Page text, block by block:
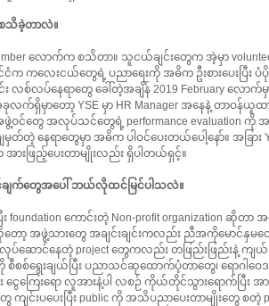
စသိခဲ့တာလဲ။
လောက်က စသိတာ။ သူငယ်ချင်းတွေက အဲ့မှာ
နိုင်ငံက ကလေးငယ်တွေရဲ့ ပညာရေးကို အဓိက ဦးစားပေးပြီ
စ်လပ်နေရာတွေ ခေါ်တဲ့အချိန် 2019 February လောက်မှာ
ရှိမှာတော့ YSE မှာ HR Manager အနေနဲ့ တာဝန်ယူထာ
င်တွေ အလုပ်သင်တွေရဲ့ performance evaluation ကို
ျမှတ်တဲ့ နေရာတွေမှာ အဓိက ပါဝင်ပေးတယ်ပေါ့နော်။ အခြား
အားဖြည့်ပေးတာမျိုးလည်း ရှိပါတယ်ရှင့်။
င်ချက်တွေအပေါ် ဘယ်လိုထင်မြင်ပါသလဲ။
foundation ကောင်းတဲ့ Non-profit organization ဆိုတာ အ
တော့ အဖွဲ့သားတွေ အချင်းချင်းကလည်း ညီအကိုမောင်နှမ
လုပ်ဆောင်နေတဲ့ project တွေကလည်း တဖြည်းဖြည်းနဲ့ ကျယ်
ရွေးချယ်ပြီး ပညာသင်ဆုထောက်ပံ့တာတွေ၊ ရောဂါဝေဒ
ကြေးရော လူအားနဲ့ပါ လစဉ် ကိုယ်တိုင်သွားရောက်ပြီး အာ
င်းပပေးပြီး public ကို အသိပညာပေးတာမျိုးတွေ စတဲ့